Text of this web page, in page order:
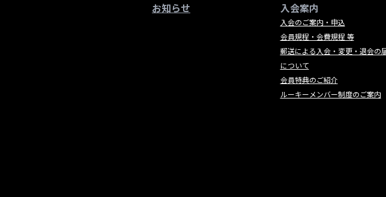
お知らせ 入会案内
入会のご案内・申込
会員規程・会費規程 等
郵送による入会・変更・退会の
について
会員特典のご紹介
ルーキーメンバー制度のご案内